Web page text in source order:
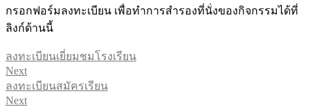
กรอกฟอร์มลงทะเบียน เพื่อทำการสำรองที่นั่งของกิจกรรมได้ที่
ลิงก์ด้านนี้
ลงทะเบียนเยี่ยมชมโรงเรียน
Next
ลงทะเบียนสมัครเรียน
Next